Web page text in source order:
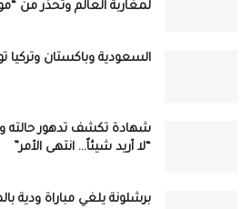
لمغاربة العالم وتحذر من
السعودية وباكستان وتركيا
شهادة تكشف تدهور حالته
“لا أريد شيئاً… انتهى الأمر”
برشلونة يلغي مباراة ودية